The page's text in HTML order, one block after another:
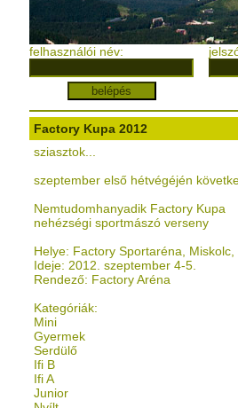
felhasználói név:
Factory Kupa 2012
sziasztok...
szeptember első hétvégéjén
Nemtudomhanyadik Factory Kupa
nehézségi sportmászó verseny
Helye: Factory Sportaréna, Miskolc,
Ideje: 2012. szeptember 4-5.
Rendező: Factory Aréna
Kategóriák:
Mini
Gyermek
Serdülő
Ifi B
Ifi A
Junior